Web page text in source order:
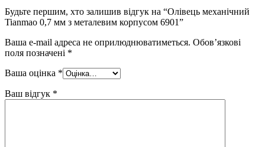
Будьте першим, хто залишив відгук на “Олівець механічний
Tianmao 0,7 мм з металевим корпусом 6901”
Ваша e-mail адреса не оприлюднюватиметься. Обов’язкові
поля позначені *
Ваша оцінка *
Ваш відгук *